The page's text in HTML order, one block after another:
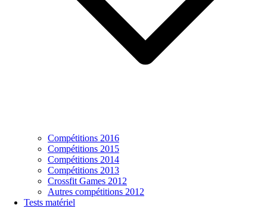
Compétitions 2016
Compétitions 2015
Compétitions 2014
Compétitions 2013
Crossfit Games 2012
Autres compétitions 2012
Tests matériel